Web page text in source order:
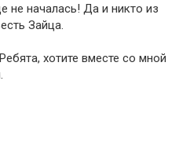
не началась! Да и никто из
Зайца.
хотите вместе со мной